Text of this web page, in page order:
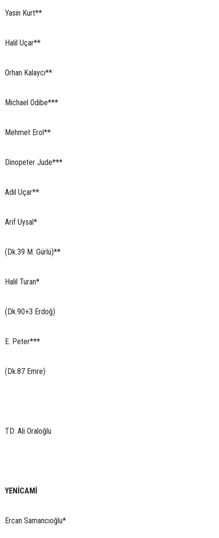
Yasin Kurt**
Halil Uçar**
Orhan Kalaycı**
Michael Odibe***
Mehmet Erol**
Dinopeter Jude***
Adil Uçar**
Arif Uysal*
(Dk.39 M. Gürlü)**
Halil Turan*
(Dk.90+3 Erdoğ)
E. Peter***
(Dk.87 Emre)
TD: Ali Oraloğlu
YENİCAMİ
Ercan Samancıoğlu*